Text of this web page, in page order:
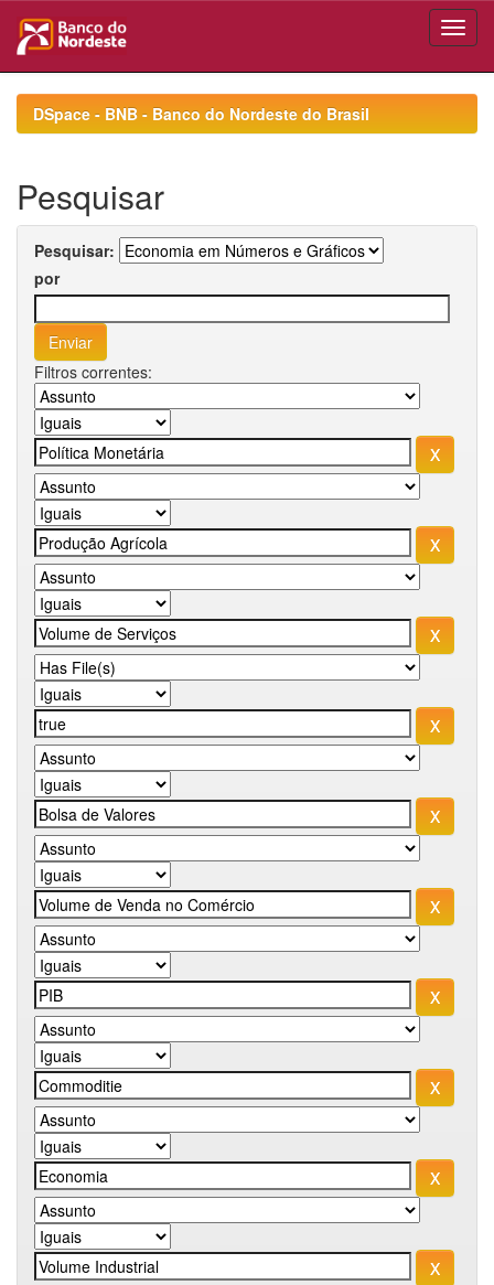
navigationDSpace - BNB - Banco do Nordeste do Brasil
Pesquisar
Pesquisar:
por
Filtros correntes: